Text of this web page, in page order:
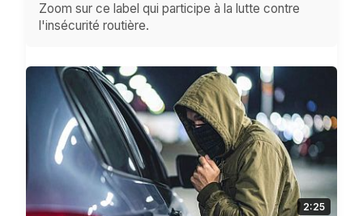
Zoom sur ce label qui participe à la lutte contre
l'insécurité routière.
2:25